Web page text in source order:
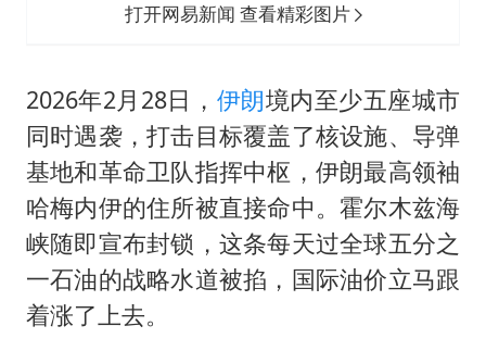
打开网易新闻 查看精彩图片
2026年2月28日， 伊朗境内至少五座城市
同时遇袭，打击目标覆盖了核设施、导弹
基地和革命卫队指挥中枢，伊朗最高领袖
哈梅内伊的住所被直接命中。霍尔木兹海
峡随即宣布封锁，这条每天过全球五分之
一石油的战略水道被掐，国际油价立马跟
着涨了上去。